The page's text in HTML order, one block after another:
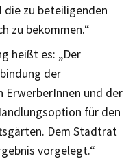
zu beteiligenden
zu bekommen.“
heißt es: „Der
der
ErwerberInnen und der
für den
Dem Stadtrat
vorgelegt.“